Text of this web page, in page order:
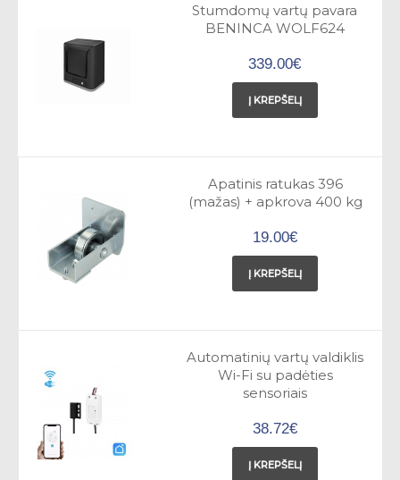
Stumdomų vartų pavara
BENINCA WOLF624
339.00€
Į KREPŠELĮ
Apatinis ratukas 396
(mažas) + apkrova 400 kg
19.00€
Į KREPŠELĮ
Automatinių vartų valdiklis
Wi-Fi su padėties
sensoriais
38.72€
Į KREPŠELĮ